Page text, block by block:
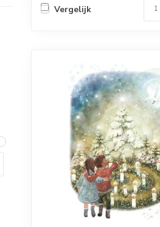
Vergelijk